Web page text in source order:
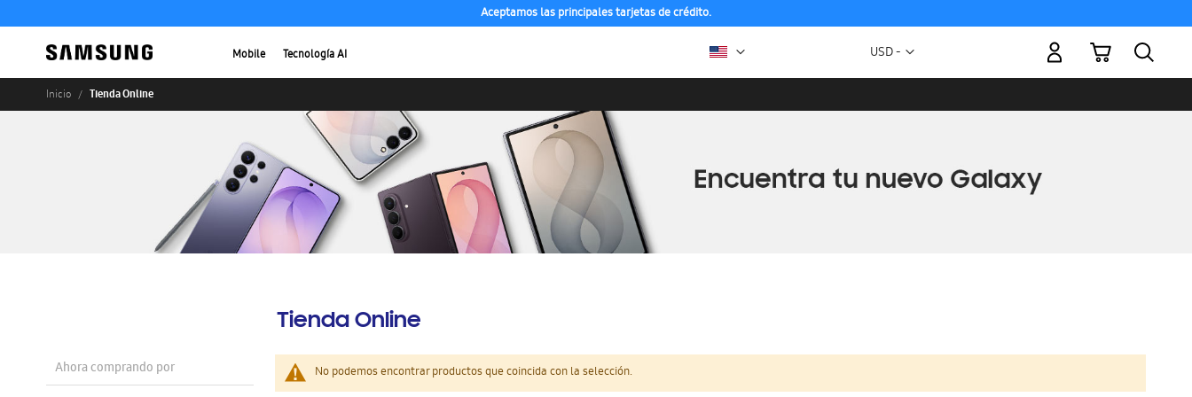
Aceptamos las principales tarjetas de crédito.
Mobile Tecnología AI Moneda
USD -
Mi carrito
Inicio Tienda Online
Tienda Online
No podemos encontrar productos que coincida con la selección.
Ahora comprando por